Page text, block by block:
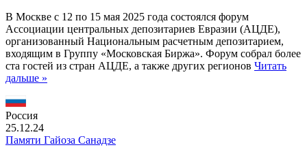
В Москве с 12 по 15 мая 2025 года состоялся форум
Ассоциации центральных депозитариев Евразии (АЦДЕ),
организованный Национальным расчетным депозитарием,
входящим в Группу «Московская Биржа». Форум собрал более
ста гостей из стран АЦДЕ, а также других регионов Читать
дальше »
Россия
25.12.24
Памяти Гайоза Санадзе